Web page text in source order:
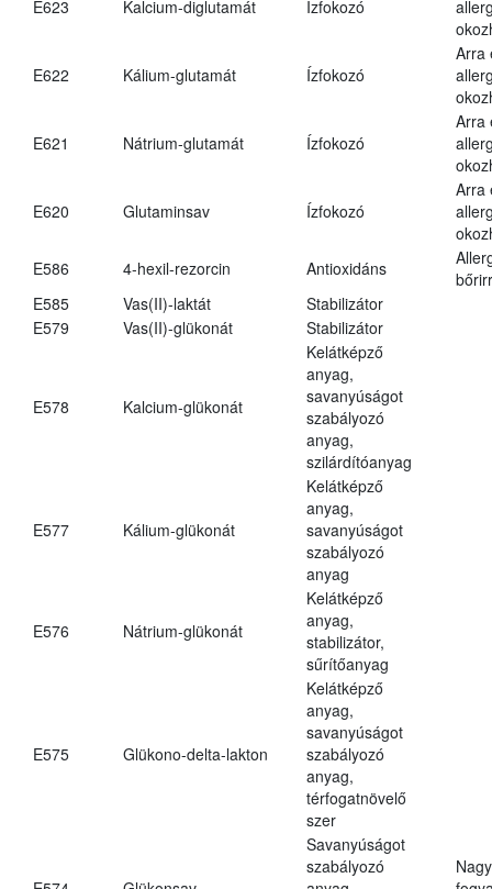
E623 Kalcium-diglutamát Ízfokozó
E622 Kálium-glutamát Ízfokozó
Arra
E621 Nátrium-glutamát Ízfokozó
Arra
E620 Glutaminsav Ízfokozó
Arra
E586
4-hexil-rezorcin Antioxidáns
E585
Vas(II)-laktát
Stabilizátor
E579
Vas(II)-glükonát Stabilizátor
E578 Kalcium-glükonát
Kelátképző
anyag,
savanyúságot
szabályozó
anyag,
szilárdítóanyag
E577 Kálium-glükonát
Kelátképző
anyag,
savanyúságot
szabályozó
anyag
E576 Nátrium-glükonát
Kelátképző
anyag,
stabilizátor,
sűrítőanyag
E575 Glükono-delta-lakton
Kelátképző
anyag,
savanyúságot
szabályozó
anyag,
térfogatnövelő
szer
Savanyúságot
szabályozó